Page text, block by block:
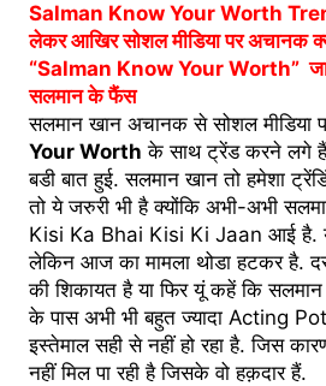
Salman Know Your Worth
लेकर आखिर सोशल मीडिया पर अचानक
“Salman Know Your Worth”
सलमान के फैंस
सलमान खान अचानक से सोशल मीडिया
Your Worth के साथ ट्रेंड करने लगे
बडी बात हुई. सलमान खान तो हमेशा
तो ये जरुरी भी है क्योंकि अभी-अभी
Kisi Ka Bhai Kisi Ki Jaan आई है.
लेकिन आज का मामला थोडा हटकर है.
की शिकायत है या फिर यूं कहें कि
के पास अभी भी बहुत ज्यादा Acting
इस्तेमाल सही से नहीं हो रहा है. जिस
नहीं मिल पा रही है जिसके वो हक़दार हैं.